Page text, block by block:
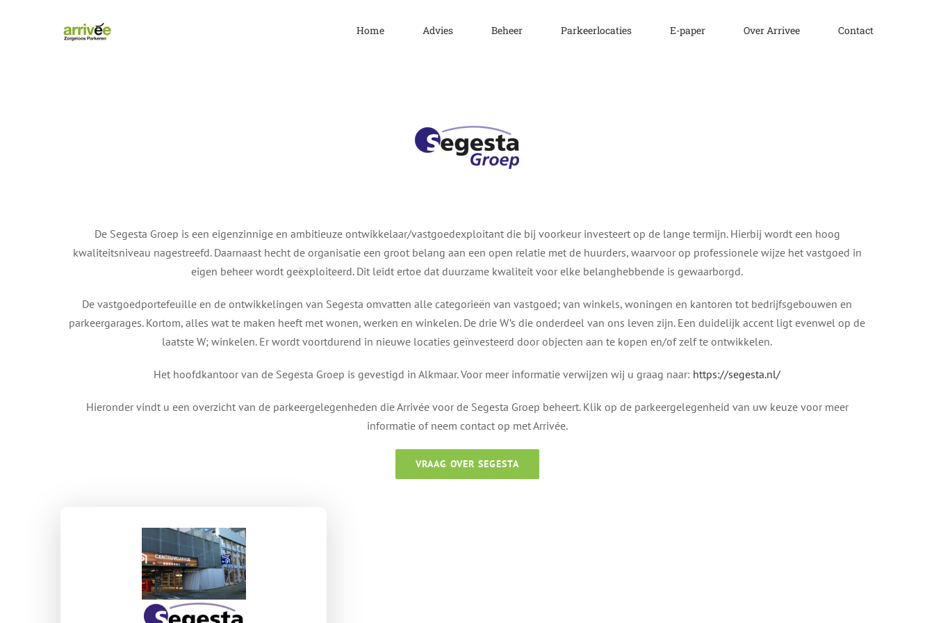
Home Advies Beheer Parkeerlocaties E-paper Over Arrivee Contact
De Segesta Groep is een eigenzinnige en ambitieuze ontwikkelaar/vastgoedexploitant die bij voorkeur investeert op de lange termijn. Hierbij wordt een hoog
kwaliteitsniveau nagestreefd. Daarnaast hecht de organisatie een groot belang aan een open relatie met de huurders, waarvoor op professionele wijze het vastgoed in
eigen beheer wordt geëxploiteerd. Dit leidt ertoe dat duurzame kwaliteit voor elke belanghebbende is gewaarborgd.
De vastgoedportefeuille en de ontwikkelingen van Segesta omvatten alle categorieën van vastgoed; van winkels, woningen en kantoren tot bedrijfsgebouwen en
parkeergarages. Kortom, alles wat te maken heeft met wonen, werken en winkelen. De drie W’s die onderdeel van ons leven zijn. Een duidelijk accent ligt evenwel op de
laatste W; winkelen. Er wordt voortdurend in nieuwe locaties geïnvesteerd door objecten aan te kopen en/of zelf te ontwikkelen.
Het hoofdkantoor van de Segesta Groep is gevestigd in Alkmaar. Voor meer informatie verwijzen wij u graag naar: https://segesta.nl/
Hieronder vindt u een overzicht van de parkeergelegenheden die Arrivée voor de Segesta Groep beheert. Klik op de parkeergelegenheid van uw keuze voor meer
informatie of neem contact op met Arrivée.
VRAAG OVER SEGESTA